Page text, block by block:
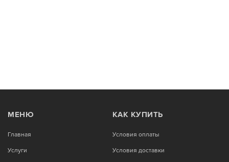
МЕНЮ
Главная
Услуги
КАК КУПИТЬ
Условия оплаты
Условия доставки